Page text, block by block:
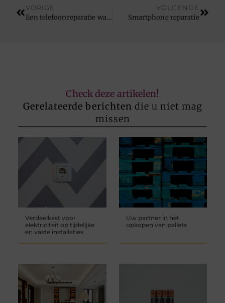
VORIGE
Een telefoonreparatie waarop u kunt wachten onder een kopje koffie
VOLGENDE
Smartphone reparatie
Check deze artikelen!
Gerelateerde berichten die u niet mag
missen
Verdeelkast voor
elektriciteit op tijdelijke
en vaste installaties
Uw partner in het
opkopen van pallets